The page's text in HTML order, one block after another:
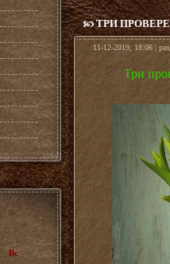
Вс
ТРИ
11-12-2019, 18:06 |
Три